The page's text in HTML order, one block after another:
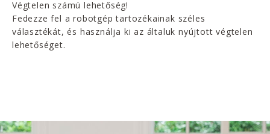
Végtelen számú lehetőség!
Fedezze fel a robotgép tartozékainak széles
választékát, és használja ki az általuk nyújtott végtelen
lehetőséget.